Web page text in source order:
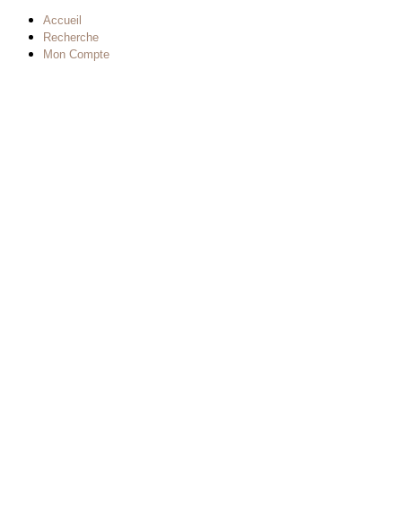
Accueil
Recherche
Mon Compte